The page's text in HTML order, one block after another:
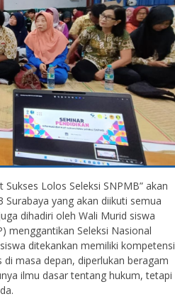
Lolos Seleksi SNPMB” akan
Surabaya yang akan diikuti semua
dihadiri oleh Wali Murid siswa
menggantikan Seleksi Nasional
ditekankan memiliki kompetensi
masa depan, diperlukan beragam
ilmu dasar tentang hukum, tetapi